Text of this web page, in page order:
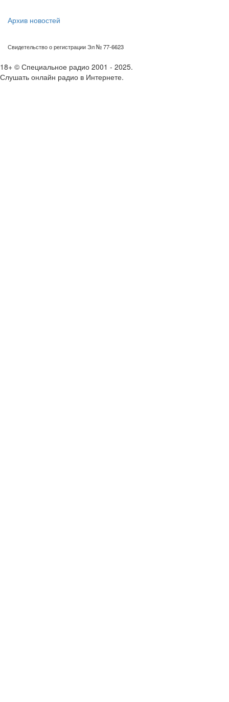
Архив новостей
Свидетельство о регистрации Эл № 77-6623
18+ © Специальное радио 2001 - 2025.
Слушать онлайн радио в Интернете.